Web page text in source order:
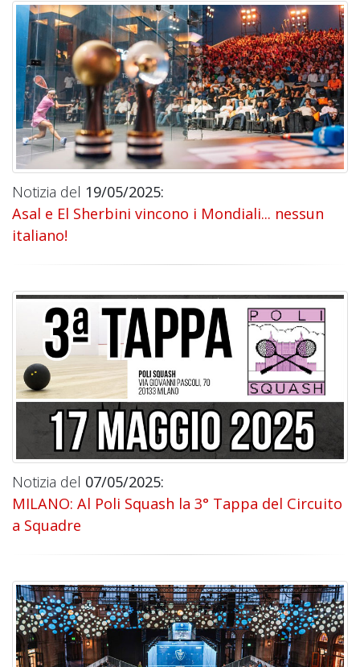
Notizia del 19/05/2025:
Asal e El Sherbini vincono i Mondiali... nessun
italiano!
Notizia del 07/05/2025:
MILANO: Al Poli Squash la 3° Tappa del Circuito
a Squadre